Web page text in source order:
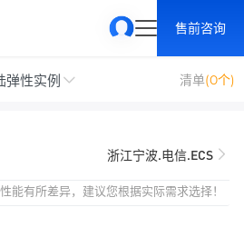
售前咨询
弹性实例 清单(0个)
浙江宁波.电信.ECS
能有所差异，建议您根据实际需求选择！